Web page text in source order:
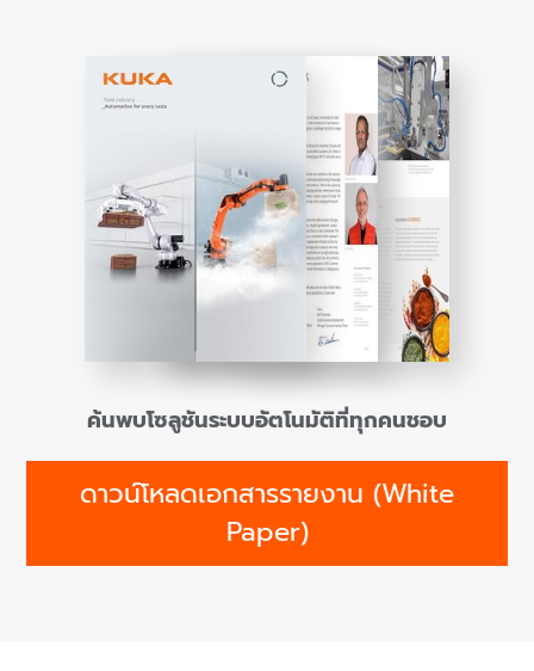
ค้นพบโซลูชันระบบอัตโนมัติที่ทุกคนชอบ
ดาวน์โหลดเอกสารรายงาน (White
Paper)